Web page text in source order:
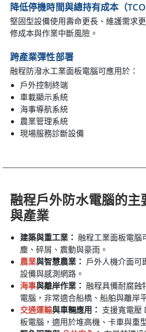
降低停機時間與總持有成本（TCO
堅固型設備使用壽命更長、維護需求
修成本與作業中斷風險。
跨產業彈性部署
融程防潑水工業面板電腦可應用於：
戶外控制終端
車載顯示系統
海事導航系統
農業管理系統
現場服務診斷設備
融程戶外防水電腦的主
與產業
建築與重工業： 融程工業面板電腦
塵、碎屑、震動與豪雨。
農業與智慧農業： 戶外人機介面可
設備與感測網路。
海事與離岸作業： 融程具備耐腐蝕
電腦，非常適合船橋、船舶與離岸
交通運輸與車輛應用： 支援寬電壓
板電腦，適用於堆高機、卡車與重